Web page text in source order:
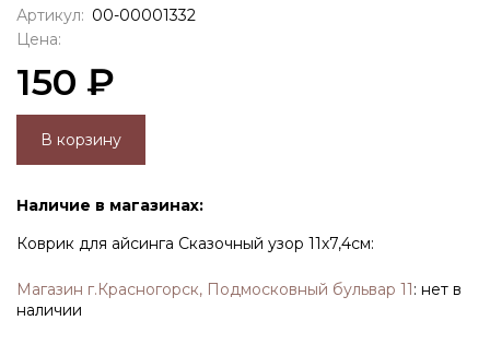
Артикул: 00-00001332
Цена:
150 ₽
В корзину
Наличие в магазинах:
Коврик для айсинга Сказочный узор 11х7,4см:
Магазин г.Красногорск, Подмосковный бульвар 11: нет в
наличии